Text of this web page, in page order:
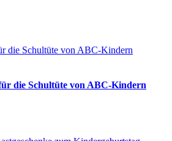
die Schultüte von ABC-Kindern